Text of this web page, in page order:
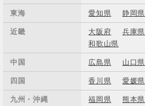
東海 愛知県 静岡県
近畿 大阪府 兵庫県
和歌山県
中国 広島県 山口県
四国 香川県 愛媛県
九州・沖縄 福岡県 熊本県